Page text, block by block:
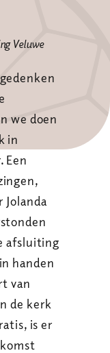
Veluwe
we doen
in
Een
Jolanda
afsluiting
handen
van
de kerk
is er